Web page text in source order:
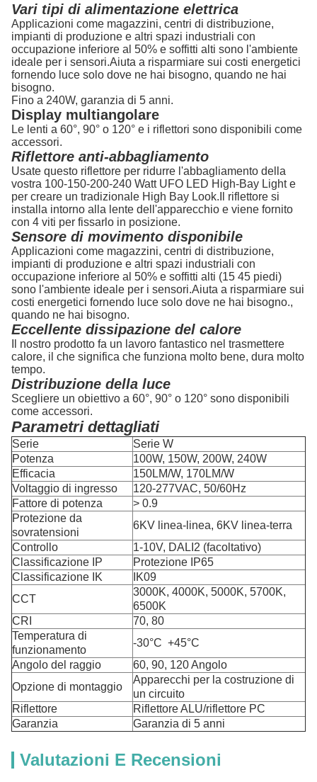
Vari tipi di alimentazione elettrica
Applicazioni come magazzini, centri di distribuzione,
impianti di produzione e altri spazi industriali con
occupazione inferiore al 50% e soffitti alti sono l'ambiente
ideale per i sensori.Aiuta a risparmiare sui costi energetici
fornendo luce solo dove ne hai bisogno, quando ne hai
bisogno.
Fino a 240W, garanzia di 5 anni.
Display multiangolare
Le lenti a 60°, 90° o 120° e i riflettori sono disponibili come
accessori.
Riflettore anti-abbagliamento
Usate questo riflettore per ridurre l'abbagliamento della
vostra 100-150-200-240 Watt UFO LED High-Bay Light e
per creare un tradizionale High Bay Look.Il riflettore si
installa intorno alla lente dell'apparecchio e viene fornito
con 4 viti per fissarlo in posizione.
Sensore di movimento disponibile
Applicazioni come magazzini, centri di distribuzione,
impianti di produzione e altri spazi industriali con
occupazione inferiore al 50% e soffitti alti (15 45 piedi)
sono l'ambiente ideale per i sensori.Aiuta a risparmiare sui
costi energetici fornendo luce solo dove ne hai bisogno.,
quando ne hai bisogno.
Eccellente dissipazione del calore
Il nostro prodotto fa un lavoro fantastico nel trasmettere
calore, il che significa che funziona molto bene, dura molto
tempo.
Distribuzione della luce
Scegliere un obiettivo a 60°, 90° o 120° sono disponibili
come accessori.
Parametri dettagliati
Serie
Serie W
Potenza
100W, 150W, 200W, 240W
Efficacia
150LM/W, 170LM/W
Voltaggio di ingresso
120-277VAC, 50/60Hz
Fattore di potenza
> 0.9
Protezione da
sovratensioni
6KV linea-linea, 6KV linea-terra
Controllo
1-10V, DALI2 (facoltativo)
Classificazione IP
Protezione IP65
Classificazione IK
IK09
CCT
3000K, 4000K, 5000K, 5700K,
6500K
CRI
70, 80
Temperatura di
funzionamento
-30°C ️ +45°C
Angolo del raggio
60, 90, 120 Angolo
Opzione di montaggio
Apparecchi per la costruzione di
un circuito
Riflettore
Riflettore ALU/riflettore PC
Garanzia
Garanzia di 5 anni
Valutazioni E Recensioni